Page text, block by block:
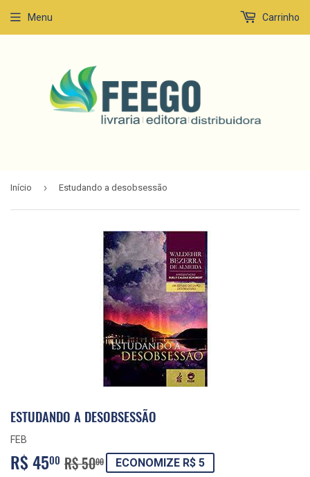
Menu Carrinho
Início › Estudando a desobsessão
ESTUDANDO A DESOBSESSÃO
FEB
R$ 4500 R$ 5000PREÇO
R$
PREÇO
R$ECONOMIZE R$ 5